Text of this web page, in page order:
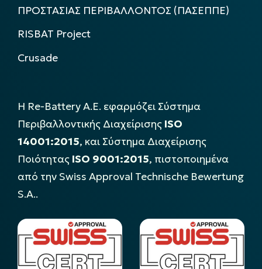
ΠΡΟΣΤΑΣΙΑΣ ΠΕΡΙΒΑΛΛΟΝΤΟΣ (ΠΑΣΕΠΠΕ)
RISBAT Project
Crusade
Η Re-Battery Α.Ε. εφαρμόζει Σύστημα
Περιβαλλοντικής Διαχείρισης ISO
14001:2015, και Σύστημα Διαχείρισης
Ποιότητας ISO 9001:2015, πιστοποιημένα
από την Swiss Approval Technische Bewertung
S.A..